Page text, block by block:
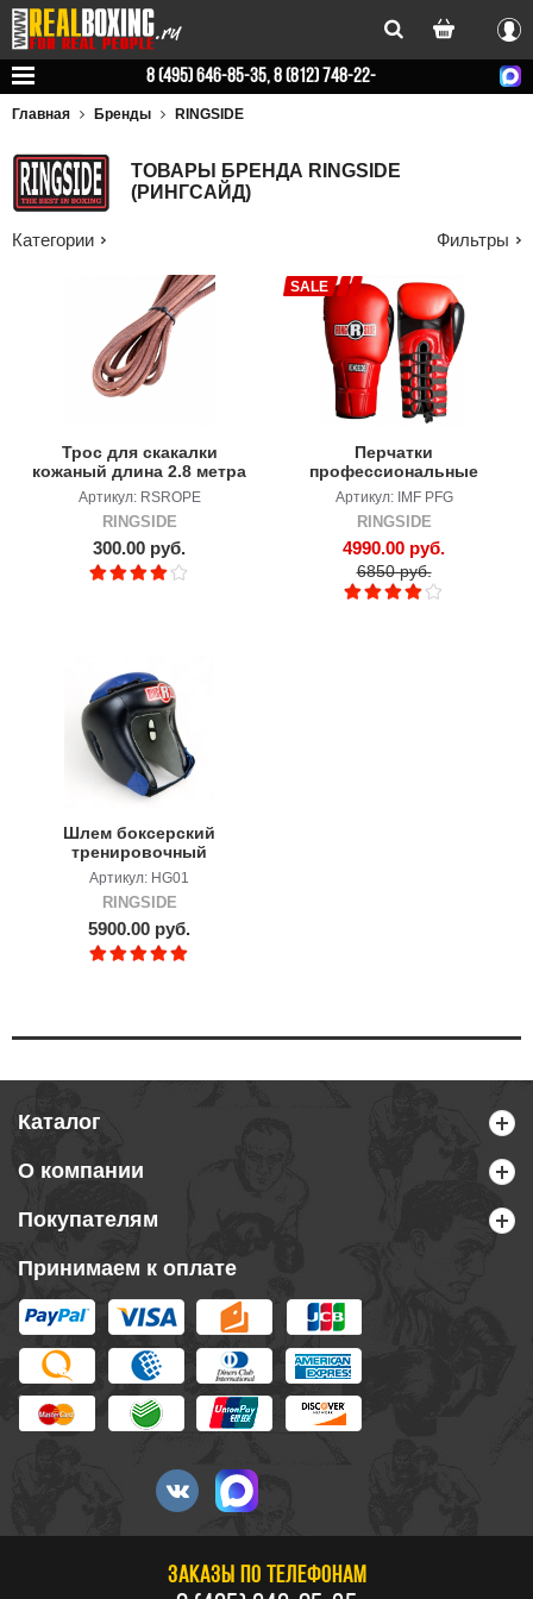
Вход
8 (495) 646-85-35, 8 (812) 748-22-
Главная Бренды RINGSIDE
ТОВАРЫ БРЕНДА RINGSIDE
(РИНГСАЙД)
Категории Фильтры
Трос для скакалки
кожаный длина 2.8 метра
Артикул: RSROPE
RINGSIDE
300.00 руб.
SALE
Перчатки
профессиональные
RINGSIDE
Артикул: IMF PFG
RINGSIDE
4990.00 руб.
6850 руб.
Шлем боксерский
тренировочный
RINGSIDE Combat
Grappling
Артикул: HG01
RINGSIDE
5900.00 руб.
Каталог
О компании
Покупателям
Принимаем к оплате
ЗАКАЗЫ ПО ТЕЛЕФОНАМ